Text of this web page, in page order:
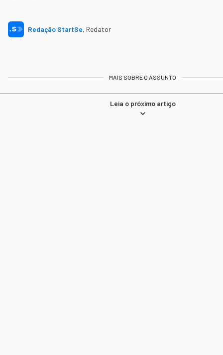
Redação StartSe, Redator
MAIS SOBRE O ASSUNTO
Leia o próximo artigo